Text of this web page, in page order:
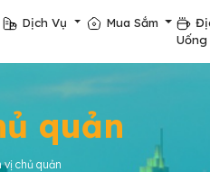
Dịch Vụ Mua Sắm
Uống
quản
vị chủ quản